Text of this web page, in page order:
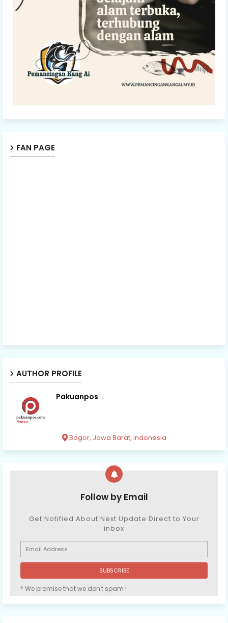
FAN PAGE
AUTHOR PROFILE
Pakuanpos
Bogor, Jawa Barat, Indonesia
Follow by Email
Get Notified About Next Update Direct to Your
inbox
* We promise that we don't spam !